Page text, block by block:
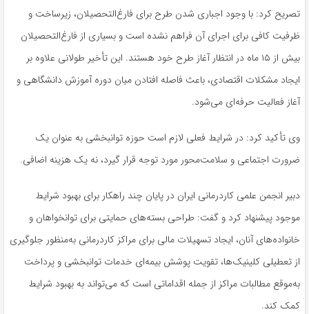
تصریح کرد: با وجود اجباری شدن طرح برای فارغ‌التحصیلان، زیرساخت و
ظرفیت کافی برای اجرای آن فراهم نشده است و بسیاری از فارغ‌التحصیلان
بیش از ۱۵ ماه در انتظار آغاز طرح خود هستند. این تأخیر طولانی علاوه بر
ایجاد مشکلات اقتصادی، باعث فاصله افتادن میان دوره آموزش دانشگاهی و
آغاز فعالیت حرفه‌ای می‌شود.
وی تأکید کرد: در شرایط فعلی لازم است حوزه توانبخشی به‌ عنوان یک
ضرورت اجتماعی و سلامت‌محور مورد توجه قرار گیرد، نه یک هزینه اضافی.
دبیر انجمن علمی کاردرمانی ایران در پایان چند راهکار برای بهبود شرایط
موجود پیشنهاد کرد و گفت: طراحی بسته‌های حمایتی برای توانخواهان و
خانواده‌های آنان، ایجاد تسهیلات مالی برای مراکز کاردرمانی به‌منظور جلوگیری
از تعطیلی کلینیک‌ها، تقویت پوشش بیمه‌ای خدمات توانبخشی و پرداخت
به‌موقع مطالبات مراکز از جمله اقداماتی است که می‌تواند به بهبود شرایط
کمک کند.